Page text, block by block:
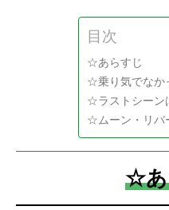
目次
☆あらすじ
☆乗り気でなか
☆ラストシーン
☆ムーン・リバ
☆あ